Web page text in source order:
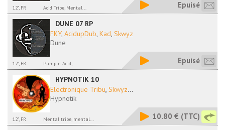
12", FR Acid Tribe, Mental... Epuisé
DUNE 07 RP
FKY, AcidupDub, Kad, Skwyz
Dune
12", FR Pumpin Acid, ... Epuisé
HYPNOTIK 10
Electronique Tribu, Skwyz...
Hypnotik
12", FR Mental tribe, mental... 10.80 € (TTC)